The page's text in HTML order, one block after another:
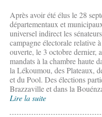
Après avoir été élus le 28
départementaux et
universel indirect les
campagne électorale relative
ouverte, le 3 octobre dernier,
mandats à la chambre haute
la Lékoumou, des Plateaux,
et du Pool. Des élections
Brazzaville et dans la
Lire la suite